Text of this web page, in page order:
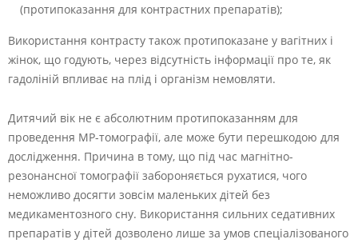
(протипоказання для контрастних препаратів);
Використання контрасту також протипоказане у вагітних і
жінок, що годують, через відсутність інформації про те, як
гадоліній впливає на плід і організм немовляти.
Дитячий вік не є абсолютним протипоказанням для
проведення МР-томографії, але може бути перешкодою для
дослідження. Причина в тому, що під час магнітно-
резонансної томографії забороняється рухатися, чого
неможливо досягти зовсім маленьких дітей без
медикаментозного сну. Використання сильних седативних
препаратів у дітей дозволено лише за умов спеціалізованого